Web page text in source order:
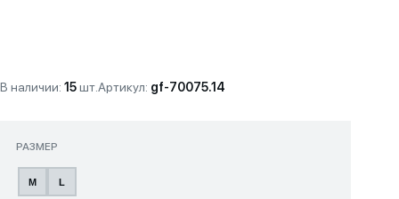
В наличии: 15шт.Артикул: gf-70075.14
РАЗМЕР
M L